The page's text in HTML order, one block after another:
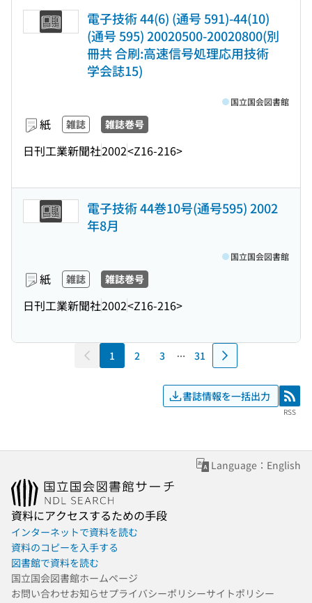
電子技術 44(6) (通号 591)-44(10)
(通号 595) 20020500-20020800(別
冊共 合刷:高速信号処理応用技術
学会誌15)
紙 雑誌 雑誌巻号
日刊工業新聞社2002<Z16-216>
国立国会図書館
電子技術 44巻10号(通号595) 2002
年8月
紙 雑誌 雑誌巻号
日刊工業新聞社2002<Z16-216>
国立国会図書館
1 2 3 31
書誌情報を一括出力 RSS
RSS
Language：English
資料にアクセスするための手段
インターネットで資料を読む
資料のコピーを入手する
図書館で資料を読む
国立国会図書館ホームページ
お問い合わせお知らせプライバシーポリシーサイトポリシー